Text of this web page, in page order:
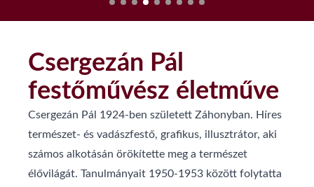
Csergezán Pál
festőművész életműve
Csergezán Pál 1924-ben született Záhonyban. Híres
természet- és vadászfestő, grafikus, illusztrátor, aki
számos alkotásán örökítette meg a természet
élővilágát. Tanulmányait 1950-1953 között folytatta